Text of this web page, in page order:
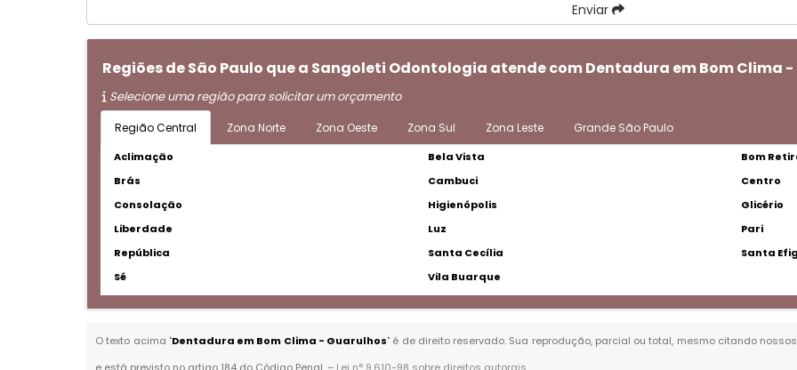
Enviar
Regiões de São Paulo que a Sangoleti Odontologia atende com Dentadura em Bom Clima
Selecione uma região para solicitar um orçamento
Região Central Zona Norte Zona Oeste Zona Sul Zona Leste Grande São Paulo
Aclimação Bela Vista
Bom
Brás
Cambuci
Centro
Consolação
Higienópolis
Glicério
Liberdade
Luz
Pari
República
Santa Cecília
Santa
Sé
Vila Buarque
O texto acima "Dentadura em Bom Clima - Guarulhos" é de direito reservado. Sua reprodução, parcial ou total, mesmo citando